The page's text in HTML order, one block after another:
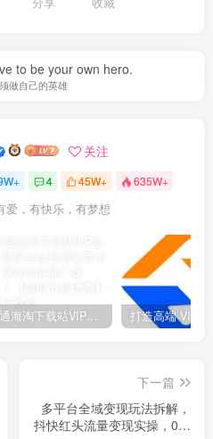
to be your own hero.
做自己的英雄
关注
4 45W+ 635W+
爱，有快乐，有梦想
开通海淘下载站VIP会员，尊享全站资源免费下载，享80%的推广提成！！【限时五折优惠】
下一篇
多平台全域变现玩法拆解，
抖快红头流量变现实操，0粉